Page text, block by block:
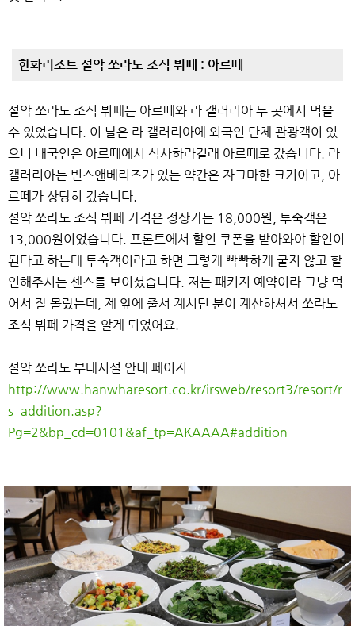
한화리조트 설악 쏘라노 조식 뷔페 : 아르떼
설악 쏘라노 조식 뷔페는 아르떼와 라 갤러리아 두 곳에서 먹을
수 있었습니다. 이 날은 라 갤러리아에 외국인 단체 관광객이 있
으니 내국인은 아르떼에서 식사하라길래 아르떼로 갔습니다. 라
갤러리아는 빈스앤베리즈가 있는 약간은 자그마한 크기이고, 아
르떼가 상당히 컸습니다.
설악 쏘라노 조식 뷔페 가격은 정상가는 18,000원, 투숙객은
13,000원이었습니다. 프론트에서 할인 쿠폰을 받아와야 할인이
된다고 하는데 투숙객이라고 하면 그렇게 빡빡하게 굴지 않고 할
인해주시는 센스를 보이셨습니다. 저는 패키지 예약이라 그냥 먹
어서 잘 몰랐는데, 제 앞에 줄서 계시던 분이 계산하셔서 쏘라노
조식 뷔페 가격을 알게 되었어요.
설악 쏘라노 부대시설 안내 페이지
http://www.hanwharesort.co.kr/irsweb/resort3/resort/r
s_addition.asp?
Pg=2&bp_cd=0101&af_tp=AKAAAA#addition